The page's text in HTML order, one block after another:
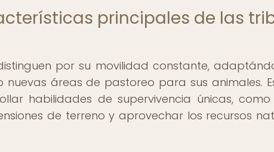
principales de las
por su movilidad constante,
nuevas áreas de pastoreo para sus animales.
habilidades de supervivencia únicas,
de terreno y aprovechar los recursos